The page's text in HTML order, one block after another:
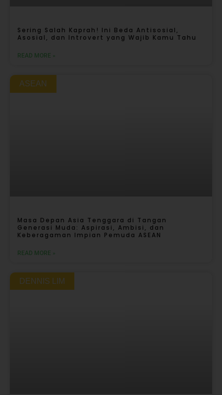
Sering Salah Kaprah! Ini Beda Antisosial,
Asosial, dan Introvert yang Wajib Kamu Tahu
READ MORE »
ASEAN
Masa Depan Asia Tenggara di Tangan
Generasi Muda: Aspirasi, Ambisi, dan
Keberagaman Impian Pemuda ASEAN
READ MORE »
DENNIS LIM